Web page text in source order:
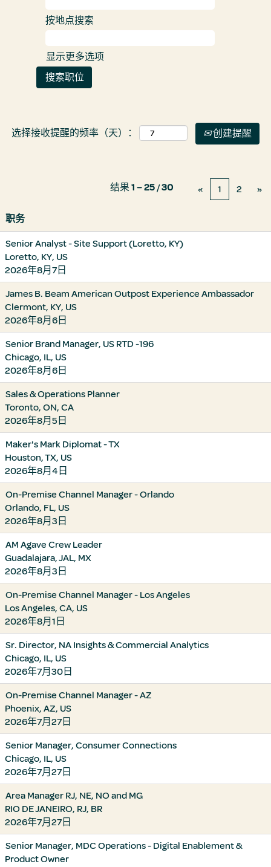
按地点搜索
显示更多选项
选择接收提醒的频率（天）： 创建提醒
结果1 – 25/30 « 1 2 »
职务
Senior Analyst - Site Support (Loretto, KY)
Loretto, KY, US
2026年8月7日
James B. Beam American Outpost Experience Ambassador
Clermont, KY, US
2026年8月6日
Senior Brand Manager, US RTD -196
Chicago, IL, US
2026年8月6日
Sales & Operations Planner
Toronto, ON, CA
2026年8月5日
Maker's Mark Diplomat - TX
Houston, TX, US
2026年8月4日
On-Premise Channel Manager - Orlando
Orlando, FL, US
2026年8月3日
AM Agave Crew Leader
Guadalajara, JAL, MX
2026年8月3日
On-Premise Channel Manager - Los Angeles
Los Angeles, CA, US
2026年8月1日
Sr. Director, NA Insights & Commercial Analytics
Chicago, IL, US
2026年7月30日
On-Premise Channel Manager - AZ
Phoenix, AZ, US
2026年7月27日
Senior Manager, Consumer Connections
Chicago, IL, US
2026年7月27日
Area Manager RJ, NE, NO and MG
RIO DE JANEIRO, RJ, BR
2026年7月27日
Senior Manager, MDC Operations - Digital Enablement &
Product Owner